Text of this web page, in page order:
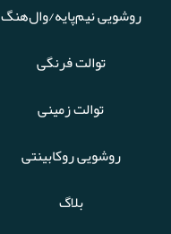
روشویی نیم‌پایه/وال‌هنگ
توالت فرنگی
توالت زمینی
روشویی روکابینتی
بلاگ